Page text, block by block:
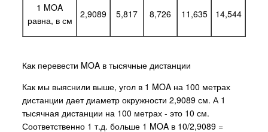
1 MOA
равна, в см
2,9089 5,817 8,726 11,635 14,544
Как перевести MOA в тысячные дистанции
Как мы выяснили выше, угол в 1 MOA на 100 метрах
дистанции дает диаметр окружности 2,9089 см. А 1
тысячная дистанции на 100 метрах - это 10 см.
Соответственно 1 т.д. больше 1 MOA в 10/2,9089 =